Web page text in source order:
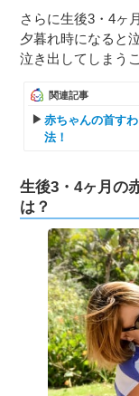
さらに生後3・4ヶ
夕暮れ時になると
泣き出してしまう
関連記事
赤ちゃんの首す
法！
生後3・4ヶ月の
は？